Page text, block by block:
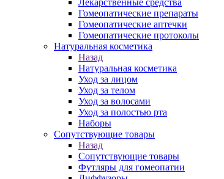
Лекарственные средства
Гомеопатические препараты
Гомеопатические аптечки
Гомеопатические протоколы
Натуральная косметика
Назад
Натуральная косметика
Уход за лицом
Уход за телом
Уход за волосами
Уход за полостью рта
Наборы
Сопутствующие товары
Назад
Сопутствующие товары
Футляры для гомеопатии